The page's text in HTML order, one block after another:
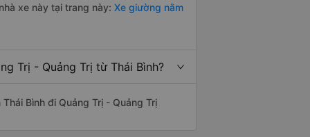
xe này tại trang này: Xe giường nằm
Trị - Quảng Trị từ Thái Bình?
Bình đi Quảng Trị - Quảng Trị